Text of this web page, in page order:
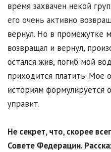
время захвачен некой
его очень активно
вернул. Но в промежутке
возвращал и вернул,
остался жив, погиб мой
приходится платить. Мое
историям формулируется
управит.
Не секрет, что, скорее
Совете Федерации.